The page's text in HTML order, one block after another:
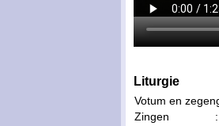
Liturgie
Votum en
Zingen
: